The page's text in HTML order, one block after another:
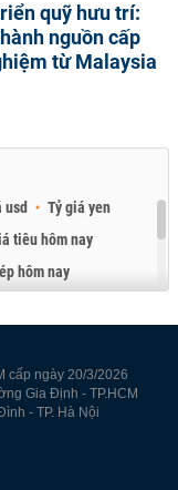
quỹ hưu trí:
nguồn cấp
từ Malaysia
usd
Tỷ giá yen
tiêu hôm nay
hôm nay
cấp ngày 20/3/2026
Gia Định - TP.HCM
- TP. Hà Nội